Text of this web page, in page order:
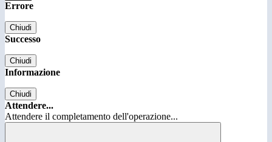
Errore
Chiudi
Successo
Chiudi
Informazione
Chiudi
Attendere...
Attendere il completamento dell'operazione...